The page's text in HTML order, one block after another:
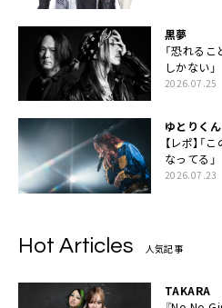
黒夢
「恐れる
しかない」
2026.07.25
ゆとりくん
【レポ】「
なってる」
2026.07.23
Hot Articles 人気記事
TAKARA